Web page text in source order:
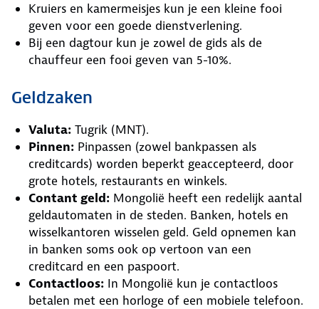
Kruiers en kamermeisjes kun je een kleine fooi
geven voor een goede dienstverlening.
Bij een dagtour kun je zowel de gids als de
chauffeur een fooi geven van 5-10%.
Geldzaken
Valuta: Tugrik (MNT).
Pinnen: Pinpassen (zowel bankpassen als
creditcards) worden beperkt geaccepteerd, door
grote hotels, restaurants en winkels.
Contant geld: Mongolië heeft een redelijk aantal
geldautomaten in de steden. Banken, hotels en
wisselkantoren wisselen geld. Geld opnemen kan
in banken soms ook op vertoon van een
creditcard en een paspoort.
Contactloos: In Mongolië kun je contactloos
betalen met een horloge of een mobiele telefoon.